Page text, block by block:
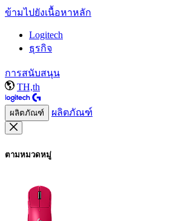
ข้ามไปยังเนื้อหาหลัก
Logitech
ธุรกิจ
การสนับสนุน
TH,th
ผลิตภัณฑ์ ผลิตภัณฑ์
ตามหมวดหมู่